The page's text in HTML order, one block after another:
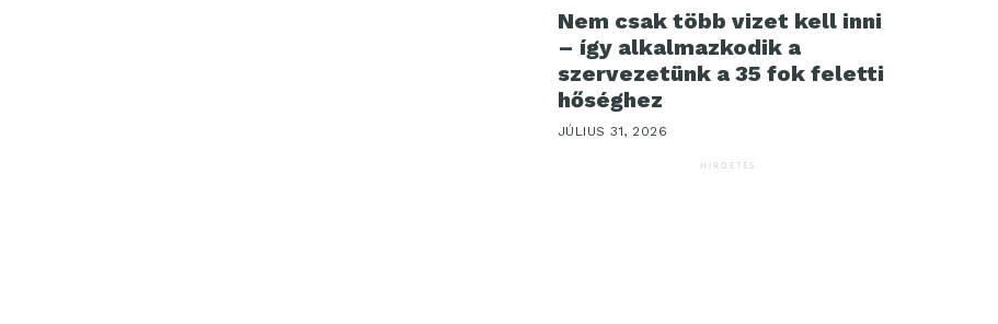
Nem csak több vizet kell inni
– így alkalmazkodik a
szervezetünk a 35 fok feletti
hőséghez
JÚLIUS 31, 2026
HIRDETÉS